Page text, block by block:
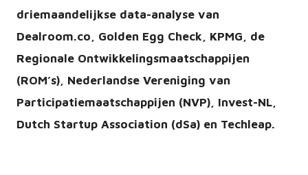
driemaandelijkse data-analyse van
Dealroom.co, Golden Egg Check, KPMG, de
Regionale Ontwikkelingsmaatschappijen
(ROM’s), Nederlandse Vereniging van
Participatiemaatschappijen (NVP), Invest-NL,
Dutch Startup Association (dSa) en Techleap.